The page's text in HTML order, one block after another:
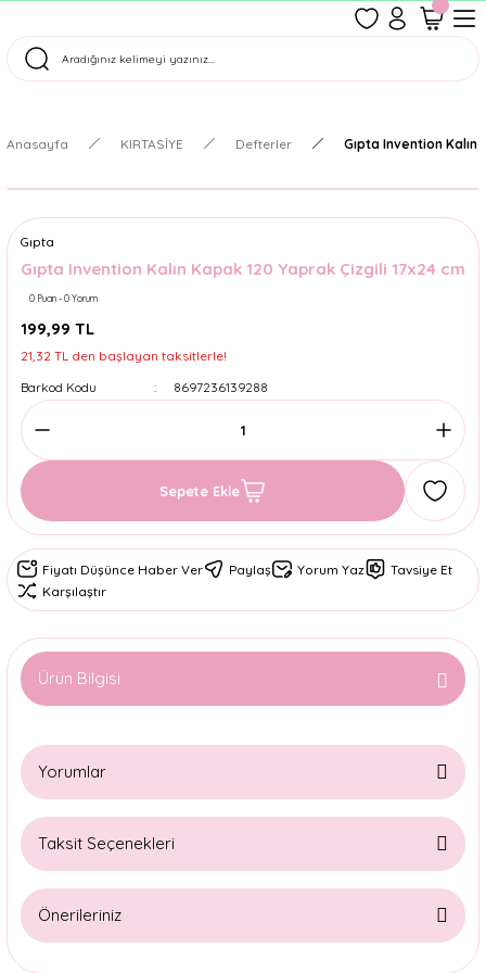
Tüm Siparişler Aynı Gün Kargoda!
Anasayfa KIRTASİYE Defterler Gıpta Invention Kalın
Gıpta
Gıpta Invention Kalın Kapak 120 Yaprak Çizgili 17x24 cm
0 Puan - 0 Yorum
199,99 TL
21,32 TL den başlayan taksitlerle!
Barkod Kodu
8697236139288
Sepete Ekle
Fiyatı Düşünce Haber Ver Paylaş Yorum Yaz
Tavsiye Et
Karşılaştır
Ürün Bilgisi
Yorumlar
Taksit Seçenekleri
Önerileriniz